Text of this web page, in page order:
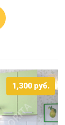
1,300 руб.